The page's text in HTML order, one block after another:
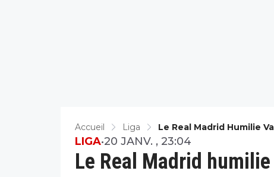
Accueil Liga Le Real Madrid Humilie
Le Real Madrid
LIGA•20 JANV. , 23:04